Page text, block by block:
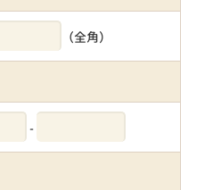
（全角）
-